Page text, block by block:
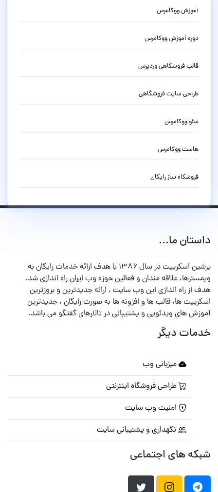
آموزش ووکامرس
دوره آموزش ووکامرس
قالب فروشگاهی وردپرس
طراحی سایت فروشگاهی
سئو ووکامرس
هاست ووکامرس
فروشگاه ساز رایگان
داستان ما...
پرشین اسکریپت در سال ۱۳۸۶ با هدف ارائه خدمات رایگان به
وبمسترها، علاقه مندان و فعالین حوزه وب ایران راه اندازی شد.
هدف از راه اندازی این وب سایت ، ارائه جدیدترین و بروزترین
اسکریپت ها، قالب ها و افزونه ها به صورت رایگان ، جدیدترین
آموزش های ویدئویی و پشتیبانی در تالارهای گفتگو می باشد.
خدمات دیگر
میزبانی وب
طراحی فروشگاه اینترنتی
امنیت وب سایت
نگهداری و پشتیبانی سایت
شبکه های اجتماعی